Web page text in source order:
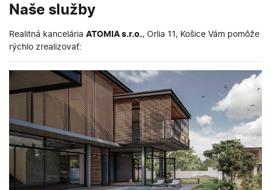
Naše služby
Realitná kancelária ATOMIA s.r.o., Orlia 11, Košice Vám pomôže
rýchlo zrealizovať: